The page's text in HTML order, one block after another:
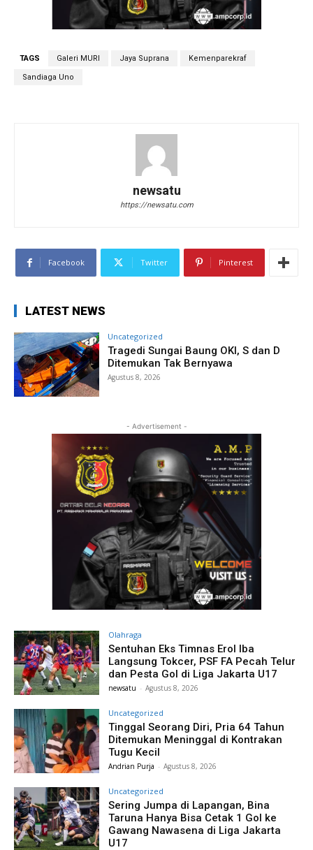
TAGS Galeri MURI Jaya Suprana Kemenparekraf
Sandiaga Uno
newsatu
https://newsatu.com
Facebook Twitter Pinterest
LATEST NEWS
Uncategorized
Tragedi Sungai Baung OKI, S dan D
Ditemukan Tak Bernyawa
Agustus 8, 2026
- Advertisement -
Olahraga
Sentuhan Eks Timnas Erol Iba
Langsung Tokcer, PSF FA Pecah Telur
dan Pesta Gol di Liga Jakarta U17
newsatu - Agustus 8, 2026
Uncategorized
Tinggal Seorang Diri, Pria 64 Tahun
Ditemukan Meninggal di Kontrakan
Tugu Kecil
Andrian Purja - Agustus 8, 2026
Uncategorized
Sering Jumpa di Lapangan, Bina
Taruna Hanya Bisa Cetak 1 Gol ke
Gawang Nawasena di Liga Jakarta
U17